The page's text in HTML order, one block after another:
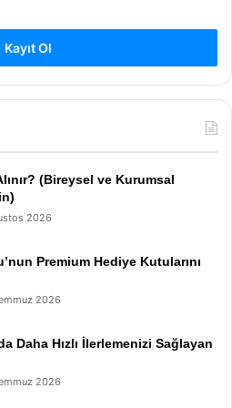
Kayıt Ol
(Bireysel ve Kurumsal
2026
Premium Hediye Kutularını
2026
Daha Hızlı İlerlemenizi Sağlayan
2026